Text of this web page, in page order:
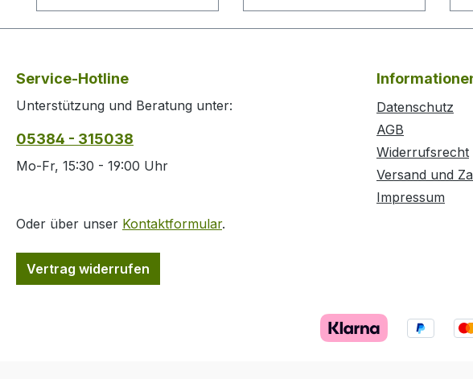
zweigeteilten Futter. Viele
weitere wichtige sowie
Percussion Winterjacke
Grand Nord von oben
durchdacht ist und die
perfekte Wahl für die
zweigeteiltes Polyester-
wärmeisolierend wind-
und wasserdicht
wildlederähnlichen
Oberstoff und einem
Polyester. Die Herren-
Winterjacke Grand Nord
wasserdicht,atmungsakti
v und leise,die Nähte
sind wasserdicht,die
Jacke hat einen Zwei-
Armen,verstellbaren
Ärmelabschlüsse mit
Service-Hotline
Unterstützung und Beratung unter:
05384 - 315038
Mo-Fr, 15:30 - 19:00 Uhr
Oder über unser Kontaktformular.
Vertrag widerrufen
Datenschutz
AGB
Widerrufsrecht
Versand und
Impressum